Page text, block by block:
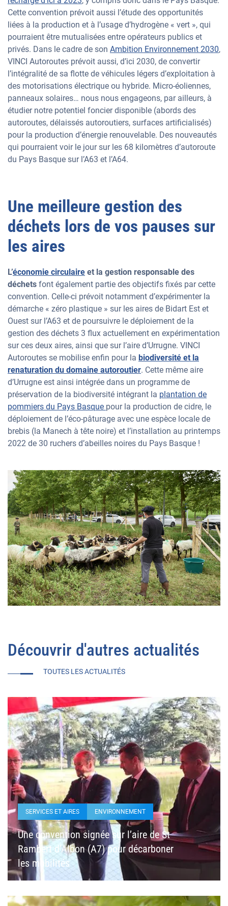
Cette convention prévoit aussi l’étude des opportunités
liées à la production et à l’usage d’hydrogène « vert », qui
pourraient être mutualisées entre opérateurs publics et
privés. Dans le cadre de son Ambition Environnement 2030,
VINCI Autoroutes prévoit aussi, d’ici 2030, de convertir
l’intégralité de sa flotte de véhicules légers d’exploitation à
des motorisations électrique ou hybride. Micro-éoliennes,
panneaux solaires… nous nous engageons, par ailleurs, à
étudier notre potentiel foncier disponible (abords des
autoroutes, délaissés autoroutiers, surfaces artificialisés)
pour la production d’énergie renouvelable. Des nouveautés
qui pourraient voir le jour sur les 68 kilomètres d’autoroute
du Pays Basque sur l’A63 et l’A64.
Une meilleure gestion des
déchets lors de vos pauses sur
les aires
L’économie circulaire et la gestion responsable des
déchets font également partie des objectifs fixés par cette
convention. Celle-ci prévoit notamment d’expérimenter la
démarche « zéro plastique » sur les aires de Bidart Est et
Ouest sur l’A63 et de poursuivre le déploiement de la
gestion des déchets 3 flux actuellement en expérimentation
sur ces deux aires, ainsi que sur l’aire d’Urrugne. VINCI
Autoroutes se mobilise enfin pour la biodiversité et la
renaturation du domaine autoroutier. Cette même aire
d’Urrugne est ainsi intégrée dans un programme de
préservation de la biodiversité intégrant la plantation de
pommiers du Pays Basque pour la production de cidre, le
déploiement de l’éco-pâturage avec une espèce locale de
brebis (la Manech à tête noire) et l’installation au printemps
2022 de 30 ruchers d’abeilles noires du Pays Basque !
Découvrir d'autres actualités
TOUTES LES ACTUALITÉS
SERVICES ET AIRES ENVIRONNEMENT
Une convention signée sur l’aire de St
Rambert d’Albon (A7) pour décarboner
les mobilités